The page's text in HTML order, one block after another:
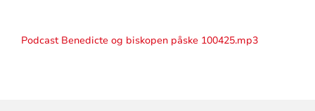
Podcast Benedicte og biskopen påske 100425.mp3